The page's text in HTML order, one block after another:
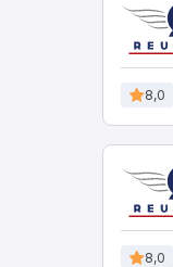
8,0
8,0